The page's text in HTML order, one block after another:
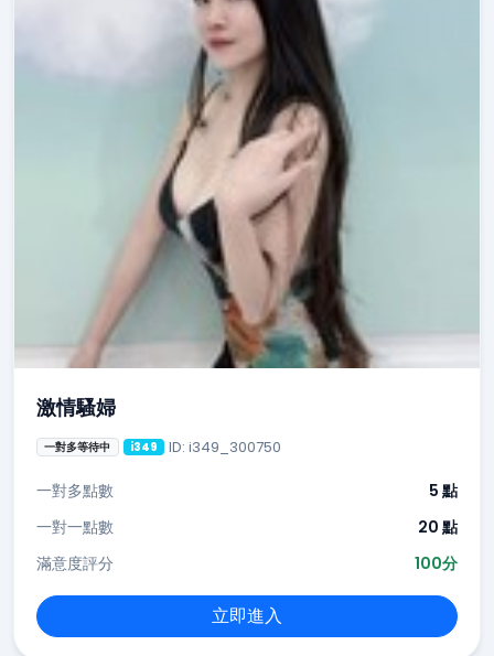
激情騷婦
一對多等待中 i349 ID: i349_300750
一對多點數
5 點
一對一點數
20 點
滿意度評分
100分
立即進入